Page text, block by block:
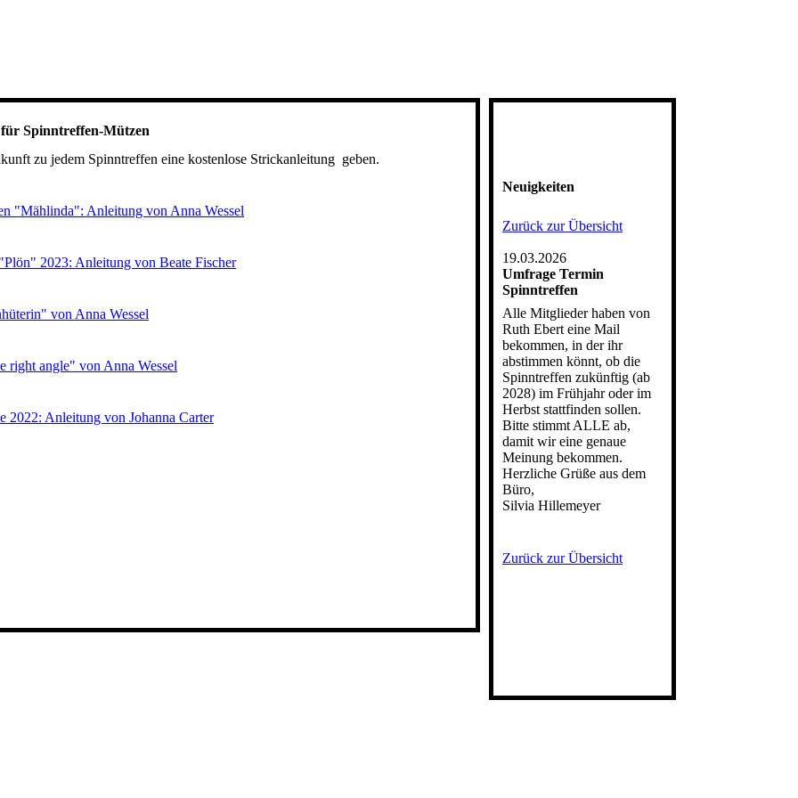
Spinntreffen-Mützen
zu jedem Spinntreffen eine kostenlose Strickanleitung geben.
"Mählinda": Anleitung von Anna Wessel
2023: Anleitung von Beate Fischer
von Anna Wessel
right angle" von Anna Wessel
2022: Anleitung von Johanna Carter
Neuigkeiten
Zurück zur Übersicht
19.03.2026
Umfrage Termin
Spinntreffen
Alle Mitglieder haben von
Ruth Ebert eine Mail
bekommen, in der ihr
abstimmen könnt, ob die
Spinntreffen zukünftig (ab
2028) im Frühjahr oder im
Herbst stattfinden sollen.
Bitte stimmt ALLE ab,
damit wir eine genaue
Meinung bekommen.
Herzliche Grüße aus dem
Büro,
Silvia Hillemeyer
Zurück zur Übersicht